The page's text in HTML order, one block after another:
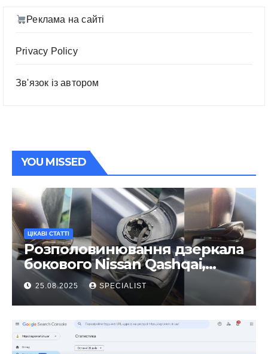
Реклама на сайті
Privacy Policy
Зв'язок із автором
YOU MISSED
ЦІКАВІ СТАТТІ
Розполовинювання дзеркала
бокового Nissan Qashqai,
ремонт люфту та
виправлення
25.08.2025 SPECIALIST